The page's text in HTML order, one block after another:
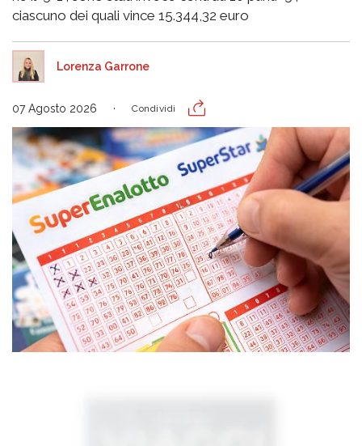
ciascuno dei quali vince 15.344,32 euro
Lorenza Garrone
07 Agosto 2026 Condividi